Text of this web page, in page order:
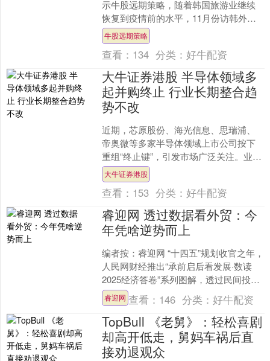
示牛股远期策略，随着韩国旅游业继续
恢复到疫情前的水平，11月份访韩外国
游客数量达到约160万，较上年同期的
136万增长17.3....
牛股远期策略
查看： 134 分类：好牛配资
大牛证券港股 半导体领域多
起并购终止 行业长期整合趋
势不改
近期，芯原股份、海光信息、思瑞浦、
帝奥微等多家半导体领域上市公司按下
重组“终止键”，引发市场广泛关注。业内
专家表示大牛证券港股，近期半导体行
业多起并购终止，是行....
大牛证券港股
查看： 153 分类：好牛配资
睿迎网 透过数据看外贸：今
年凭啥逆势而上
编者按：睿迎网 “十四五”规划收官之年，
人民网财经推出“承前启后看发展·数读
2025经济答卷”系列图解，透过民间投
资、科技创新、交通物流外贸等核心数
据，感受中国....
睿迎网 查看： 146 分类：好牛配资
TopBull 《老舅》：轻松喜剧
却高开低走，舅妈车祸后直
接劝退观众